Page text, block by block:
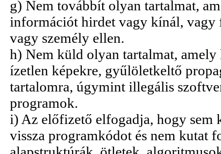
g) Nem továbbít olyan tartalmat,
információt hirdet vagy kínál,
vagy személy ellen.
h) Nem küld olyan tartalmat,
ízetlen képekre, gyűlöletkeltő
tartalomra, úgymint illegális
programok.
i) Az előfizető elfogadja, hogy sem
vissza programkódot és nem kutat